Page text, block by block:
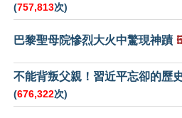
(757,813次)
巴黎聖母院慘烈大火中驚現神蹟
不能背叛父親！習近平忘卻的歷
(676,322次)